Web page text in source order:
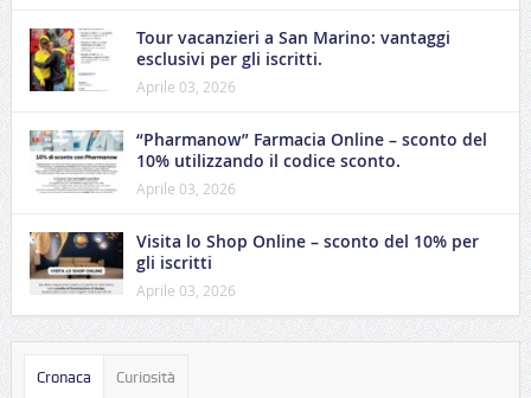
Tour vacanzieri a San Marino: vantaggi
esclusivi per gli iscritti.
Aprile 03, 2026
“Pharmanow” Farmacia Online – sconto del
10% utilizzando il codice sconto.
Aprile 03, 2026
Visita lo Shop Online – sconto del 10% per
gli iscritti
Aprile 03, 2026
Cronaca Curiosità